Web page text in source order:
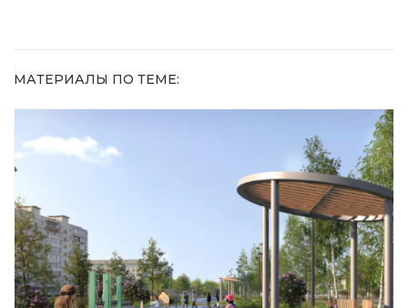
МАТЕРИАЛЫ ПО ТЕМЕ: